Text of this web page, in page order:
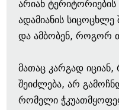
არიან
ადამიანის სიცოცხლე
და ამბობენ, როგორ
მათაც კარგად
შეიძლება, არ
რომელი